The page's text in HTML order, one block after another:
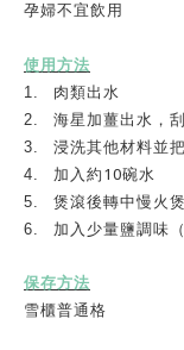
孕婦不宜飲用
使用方法
1.
肉類出水
2.
海星加薑出水，
3.
浸洗其他材料並
4.
加入約 10碗水
5.
煲滾後轉中慢火煲
6.
加入少量鹽調味
保存方法
雪櫃普通格